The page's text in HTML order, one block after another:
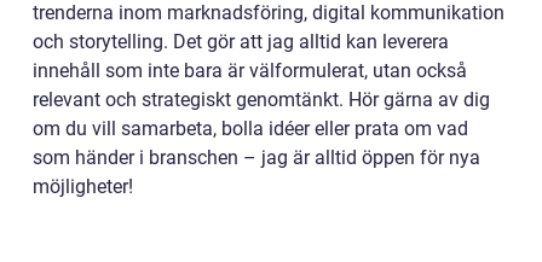
trenderna inom marknadsföring, digital kommunikation
och storytelling. Det gör att jag alltid kan leverera
innehåll som inte bara är välformulerat, utan också
relevant och strategiskt genomtänkt. Hör gärna av dig
om du vill samarbeta, bolla idéer eller prata om vad
som händer i branschen – jag är alltid öppen för nya
möjligheter!